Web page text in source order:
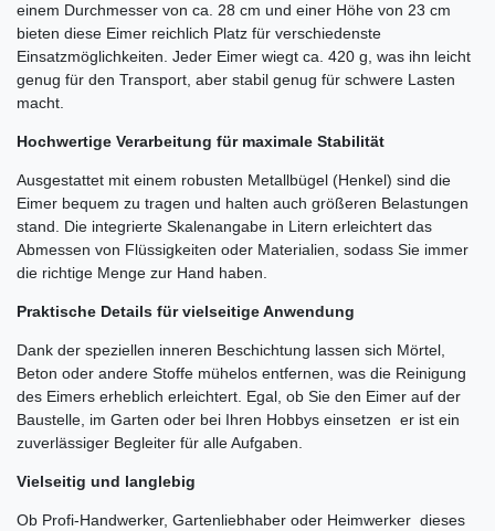
einem Durchmesser von ca. 28 cm und einer Höhe von 23 cm
bieten diese Eimer reichlich Platz für verschiedenste
Einsatzmöglichkeiten. Jeder Eimer wiegt ca. 420 g, was ihn leicht
genug für den Transport, aber stabil genug für schwere Lasten
macht.
Hochwertige Verarbeitung für maximale Stabilität
Ausgestattet mit einem robusten Metallbügel (Henkel) sind die
Eimer bequem zu tragen und halten auch größeren Belastungen
stand. Die integrierte Skalenangabe in Litern erleichtert das
Abmessen von Flüssigkeiten oder Materialien, sodass Sie immer
die richtige Menge zur Hand haben.
Praktische Details für vielseitige Anwendung
Dank der speziellen inneren Beschichtung lassen sich Mörtel,
Beton oder andere Stoffe mühelos entfernen, was die Reinigung
des Eimers erheblich erleichtert. Egal, ob Sie den Eimer auf der
Baustelle, im Garten oder bei Ihren Hobbys einsetzen  er ist ein
zuverlässiger Begleiter für alle Aufgaben.
Vielseitig und langlebig
Ob Profi-Handwerker, Gartenliebhaber oder Heimwerker  dieses